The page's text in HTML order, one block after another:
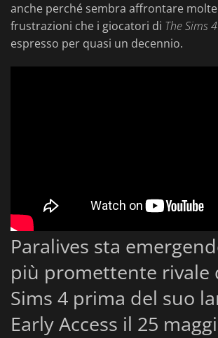
anche perché sembra affrontare
frustrazioni che i giocatori di The Sims 4
espresso per quasi un decennio.
Paralives sta
più promettente rivale
Sims 4 prima del suo
Early Access il 25